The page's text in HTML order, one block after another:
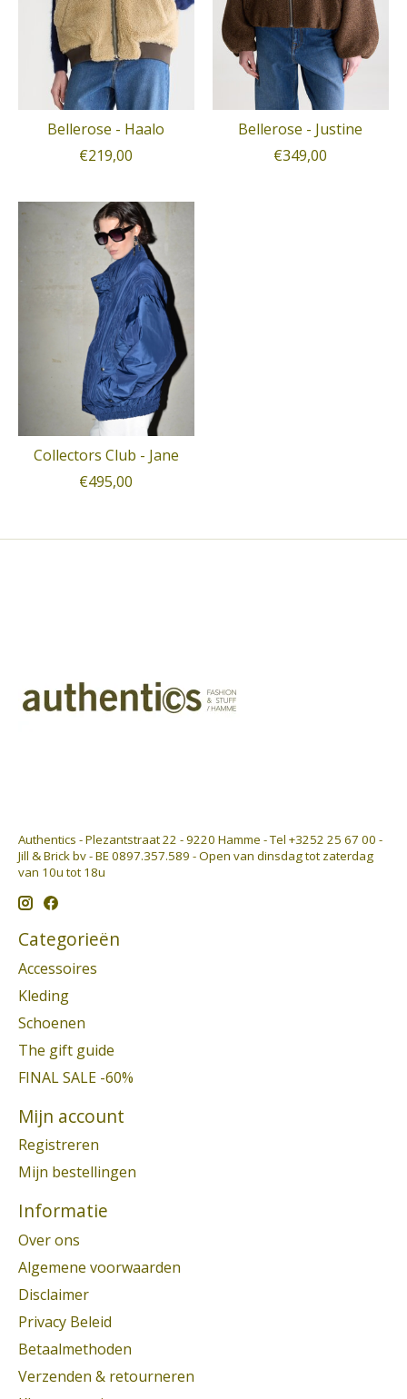
Bellerose - Haalo
€219,00
Bellerose - Justine
€349,00
Collectors Club - Jane
€495,00
Authentics - Plezantstraat 22 - 9220 Hamme - Tel +3252 25 67 00 -
Jill & Brick bv - BE 0897.357.589 - Open van dinsdag tot zaterdag
van 10u tot 18u
Categorieën
Accessoires
Kleding
Schoenen
The gift guide
FINAL SALE -60%
Mijn account
Registreren
Mijn bestellingen
Informatie
Over ons
Algemene voorwaarden
Disclaimer
Privacy Beleid
Betaalmethoden
Verzenden & retourneren